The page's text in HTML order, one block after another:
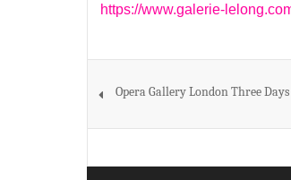
https://www.galerie-
Opera Gallery London Three